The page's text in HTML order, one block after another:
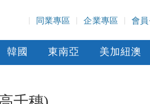
同業專區 企業專區 會
韓國 東南亞 美加紐澳